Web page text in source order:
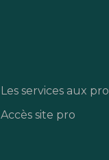
Les services aux pro
Accès site pro